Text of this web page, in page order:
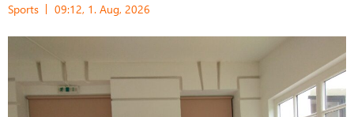
Sports 09:12, 1. Aug, 2026